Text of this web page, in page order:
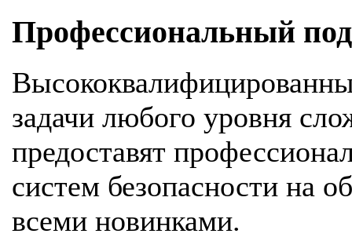
Профессиональный
задачи любого уровня
предоставят
систем безопасности на
всеми новинками.